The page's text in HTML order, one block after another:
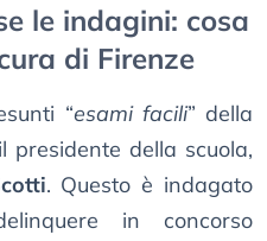
le indagini: cosa
di Firenze
“esami facili” della
presidente della scuola,
. Questo è indagato
in concorso